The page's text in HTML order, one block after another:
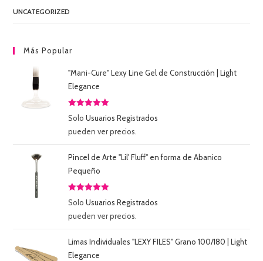
UNCATEGORIZED
Más Popular
"Mani-Cure" Lexy Line Gel de Construcción | Light
Elegance
Valorado
5
SoloUsuarios Registrados
pueden ver precios.
Pincel de Arte "Lil' Fluff" en forma de Abanico
Pequeño
Valorado
5
SoloUsuarios Registrados
pueden ver precios.
Limas Individuales "LEXY FILES" Grano 100/180 | Light
Elegance